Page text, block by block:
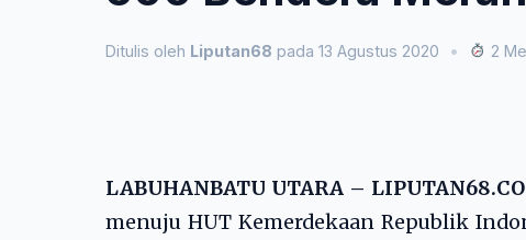
Ditulis oleh Liputan68 pada 13 Agustus 2020 • 2
LABUHANBATU UTARA –
menuju HUT Kemerdekaan Republik